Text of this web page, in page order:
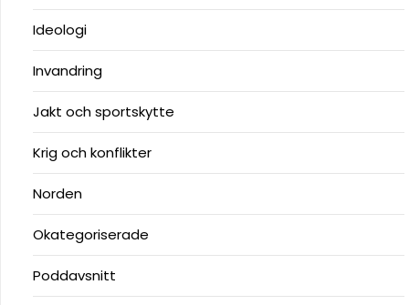
Ideologi
Invandring
Jakt och sportskytte
Krig och konflikter
Norden
Okategoriserade
Poddavsnitt